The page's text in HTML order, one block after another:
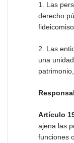
1. Las
derecho
2. Las
una
Artículo
ajena las
funciones